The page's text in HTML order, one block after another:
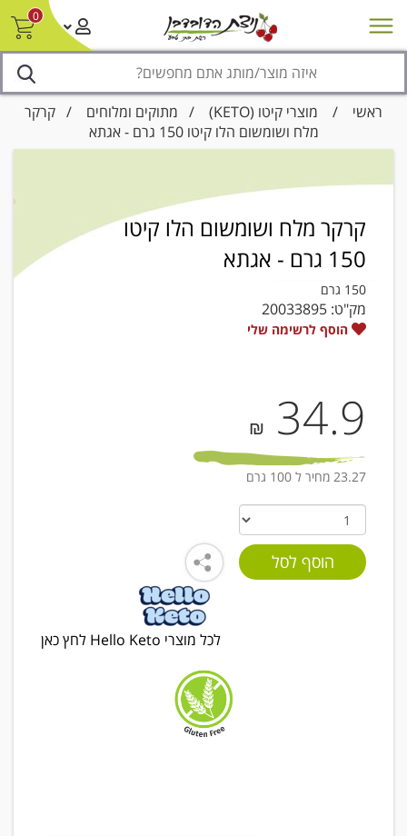
0
מבצעים סניפים צור קשר/ביטול הזמנה
ראשי / מוצרי קיטו (KETO) / מתוקים ומלוחים / קרקר
מלח ושומשום הלו קיטו 150 גרם - אגתא
קרקר מלח ושומשום הלו קיטו
150 גרם - אגתא
150 גרם
מק"ט: 20033895
הוסף לרשימה שלי
34.9
₪
23.27 מחיר ל 100 גרם
לכל מוצרי Hello Keto לחץ כאן